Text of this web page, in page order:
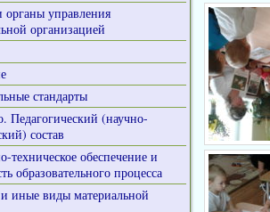
органы управления
организацией
стандарты
Педагогический (научно-
состав
техническое обеспечение и
образовательного процесса
иные виды материальной